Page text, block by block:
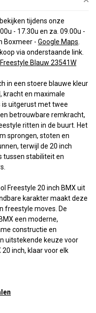
tijdens onze
- 17.30u en za. 09.00u -
Boxmeer - Google Maps
via onderstaande link.
Blauw 23541W
in een stoere blauwe kleur
kracht en maximale
is uitgerust met twee
betrouwbare remkracht,
ritten in de buurt. Het
sprongen, stoten en
terwijl de 20 inch
tussen stabiliteit en
Freestyle 20 inch BMX uit
karakter maakt deze
freestyle moves. De
een moderne,
constructie en
uitstekende keuze voor
inch, klaar voor elk